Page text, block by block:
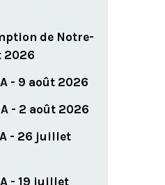
de Notre-
2026
- 9 août 2026
- 2 août 2026
- 26 juillet
- 19 juillet